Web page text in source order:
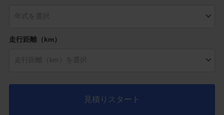
走行距離（km）
見積りスタート